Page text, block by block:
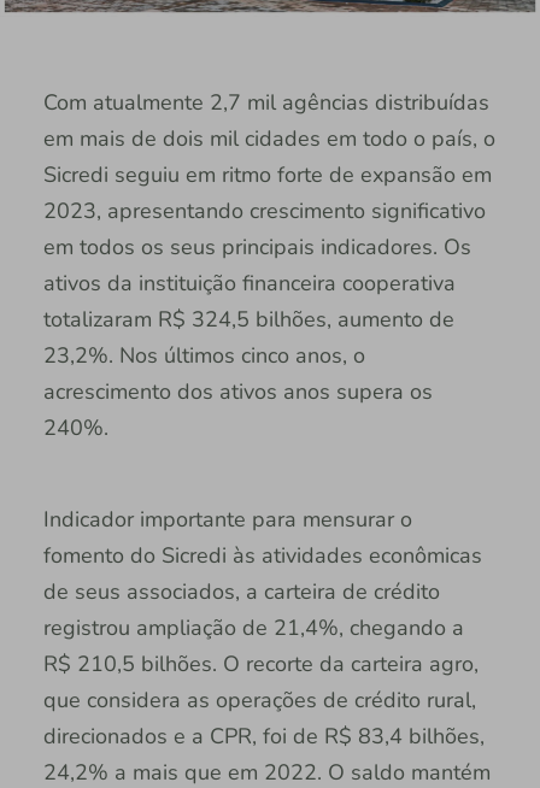
Com atualmente 2,7 mil agências distribuídas
em mais de dois mil cidades em todo o país, o
Sicredi seguiu em ritmo forte de expansão em
2023, apresentando crescimento significativo
em todos os seus principais indicadores. Os
ativos da instituição financeira cooperativa
totalizaram R$ 324,5 bilhões, aumento de
23,2%. Nos últimos cinco anos, o
acrescimento dos ativos anos supera os
240%.
Indicador importante para mensurar o
fomento do Sicredi às atividades econômicas
de seus associados, a carteira de crédito
registrou ampliação de 21,4%, chegando a
R$ 210,5 bilhões. O recorte da carteira agro,
que considera as operações de crédito rural,
direcionados e a CPR, foi de R$ 83,4 bilhões,
24,2% a mais que em 2022. O saldo mantém